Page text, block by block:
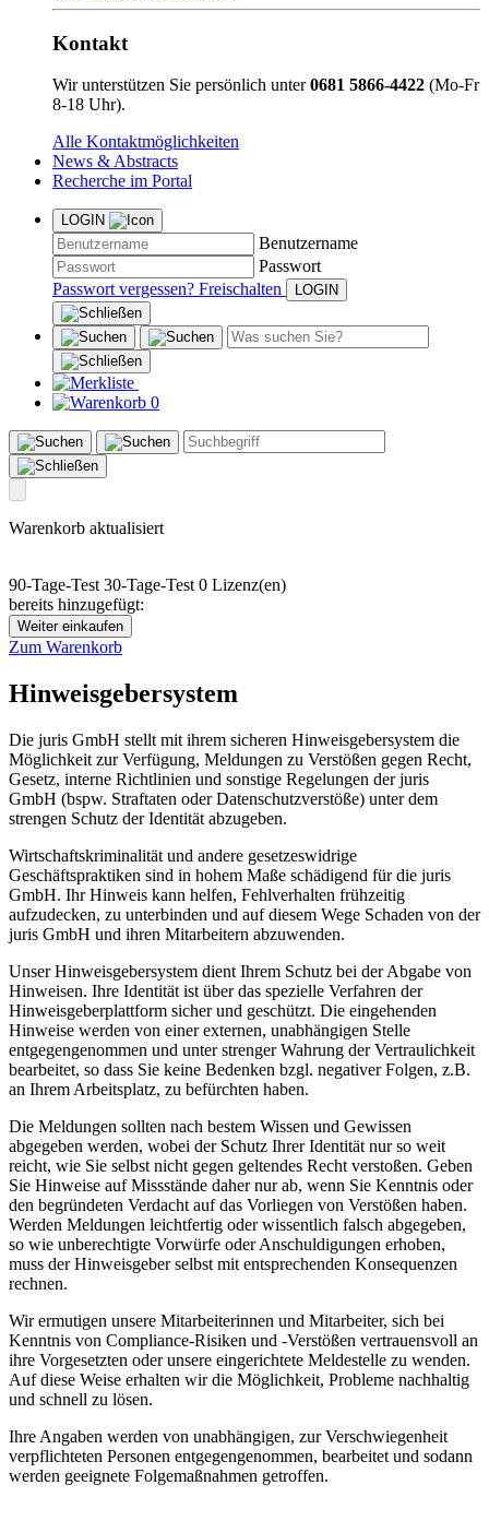
Kontakt
Wir unterstützen Sie persönlich unter0681 5866-4422 (Mo-Fr
8-18 Uhr).
Alle Kontaktmöglichkeiten
News & Abstracts
Recherche im Portal
LOGIN
Benutzername
Passwort
Passwort vergessen? Freischalten
0
Warenkorb aktualisiert
90-Tage-Test 30-Tage-Test 0 Lizenz(en)
bereits hinzugefügt:
Weiter einkaufen
Zum Warenkorb
Hinweisgebersystem
Die juris GmbH stellt mit ihrem sicheren Hinweisgebersystem die
Möglichkeit zur Verfügung, Meldungen zu Verstößen gegen Recht,
Gesetz, interne Richtlinien und sonstige Regelungen der juris
GmbH (bspw. Straftaten oder Datenschutzverstöße) unter dem
strengen Schutz der Identität abzugeben.
Wirtschaftskriminalität und andere gesetzeswidrige
Geschäftspraktiken sind in hohem Maße schädigend für die juris
GmbH. Ihr Hinweis kann helfen, Fehlverhalten frühzeitig
aufzudecken, zu unterbinden und auf diesem Wege Schaden von der
juris GmbH und ihren Mitarbeitern abzuwenden.
Unser Hinweisgebersystem dient Ihrem Schutz bei der Abgabe von
Hinweisen. Ihre Identität ist über das spezielle Verfahren der
Hinweisgeberplattform sicher und geschützt. Die eingehenden
Hinweise werden von einer externen, unabhängigen Stelle
entgegengenommen und unter strenger Wahrung der Vertraulichkeit
bearbeitet, so dass Sie keine Bedenken bzgl. negativer Folgen, z.B.
an Ihrem Arbeitsplatz, zu befürchten haben.
Die Meldungen sollten nach bestem Wissen und Gewissen
abgegeben werden, wobei der Schutz Ihrer Identität nur so weit
reicht, wie Sie selbst nicht gegen geltendes Recht verstoßen. Geben
Sie Hinweise auf Missstände daher nur ab, wenn Sie Kenntnis oder
den begründeten Verdacht auf das Vorliegen von Verstößen haben.
Werden Meldungen leichtfertig oder wissentlich falsch abgegeben,
so wie unberechtigte Vorwürfe oder Anschuldigungen erhoben,
muss der Hinweisgeber selbst mit entsprechenden Konsequenzen
rechnen.
Wir ermutigen unsere Mitarbeiterinnen und Mitarbeiter, sich bei
Kenntnis von Compliance-Risiken und -Verstößen vertrauensvoll an
ihre Vorgesetzten oder unsere eingerichtete Meldestelle zu wenden.
Auf diese Weise erhalten wir die Möglichkeit, Probleme nachhaltig
und schnell zu lösen.
Ihre Angaben werden von unabhängigen, zur Verschwiegenheit
verpflichteten Personen entgegengenommen, bearbeitet und sodann
werden geeignete Folgemaßnahmen getroffen.